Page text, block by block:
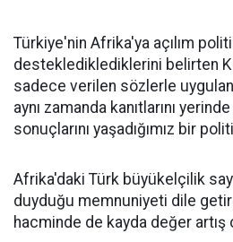
Türkiye'nin Afrika'ya açılım
desteklediklediklerini belirten
sadece verilen sözlerle
aynı zamanda kanıtlarını
sonuçlarını yaşadığımız bir
Afrika'daki Türk büyükelçilik
duyduğu memnuniyeti dile
hacminde de kayda değer